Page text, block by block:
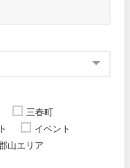
三春町
イベント
山エリア